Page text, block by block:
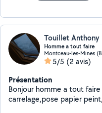
Touillet Anthony
Homme a tout faire
Montceau-les-Mines
5/5 (2 avis)
Présentation
Bonjour homme a tout
carrelage,pose papier